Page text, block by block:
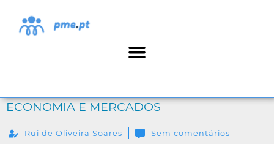
ECONOMIA E MERCADOS
Rui de Oliveira Soares Sem comentários